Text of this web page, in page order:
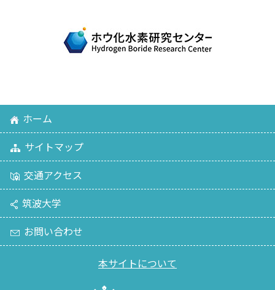
ホーム
サイトマップ
交通アクセス
筑波大学
お問い合わせ
本サイトについて